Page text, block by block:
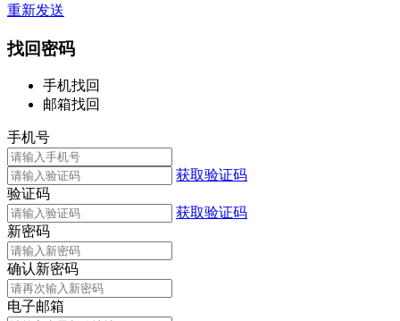
重新发送
找回密码
手机找回
邮箱找回
手机号
获取验证码
验证码
获取验证码
新密码
确认新密码
电子邮箱